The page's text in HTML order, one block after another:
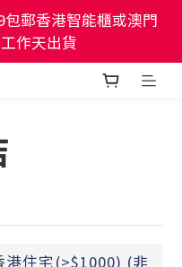
郵香港智能櫃或澳門
作天出貨
郵香港智能櫃或澳門
作天出貨
選3件85折🌟5件75折
郵香港智能櫃或澳門
作天出貨
港住宅(>$1000) (非